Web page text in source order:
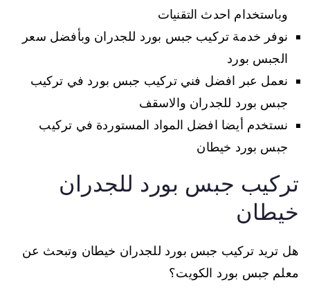
وباستخدام احدث التقنيات
نوفر خدمة تركيب جبس بورد للجدران وبأفضل سعر
الجبس بورد
نعمل عبر افضل فني تركيب جبس بورد في تركيب
جبس بورد للجدران والاسقف
نستخدم أيضا افضل المواد المستوردة في تركيب
جبس بورد خيطان
تركيب جبس بورد للجدران
خيطان
هل تريد تركيب جبس بورد للجدران خيطان وتبحث عن
معلم جبس بورد الكويت؟